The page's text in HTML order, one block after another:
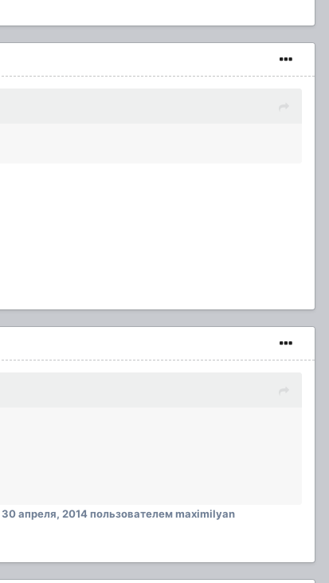
30 апреля, 2014пользователем maximilyan